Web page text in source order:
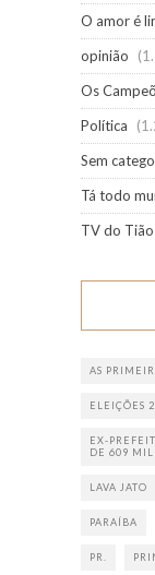
O amor é
opinião
Os
Política
Sem
Tá todo
TV do Tião
AS
ELEIÇÕES
EX-
DE 609 MIL
LAVA JATO
PARAÍBA
PR.